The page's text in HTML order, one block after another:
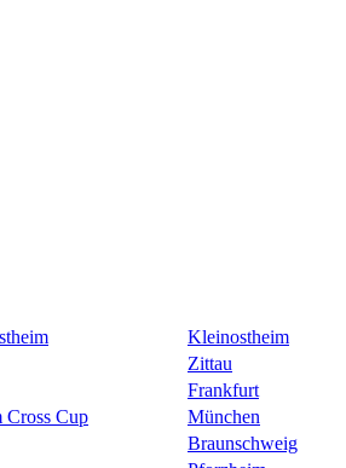
Kleinostheim
Zittau
Frankfurt
Cross Cup
München
Braunschweig